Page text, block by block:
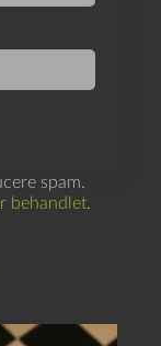
spam.
behandlet.